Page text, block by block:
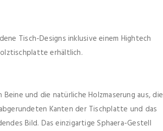
Tisch-Designs inklusive einem Hightech
erhältlich.
und die natürliche Holzmaserung aus, die
Kanten der Tischplatte und das
Bild. Das einzigartige Sphaera-Gestell